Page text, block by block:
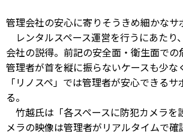
管理会社の安心に寄りそうきめ細かなサ
レンタルスペース運営を行うにあたり
会社の説得。前記の安全面・衛生面での
管理者が首を縦に振らないケースも少な
「リノスペ」では管理者が安心できる
る。
竹越氏は「各スペースに防犯カメラを
メラの映像は管理者がリアルタイムで確